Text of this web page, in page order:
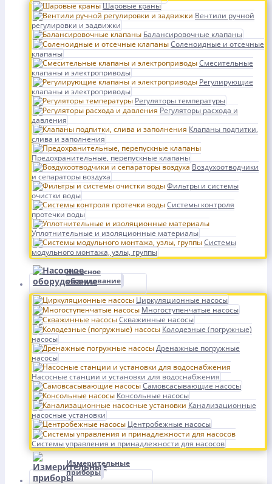
Шаровые краны
Вентили ручной
регулировки и задвижки
Балансировочные клапаны
Соленоидные и отсечные
клапаны
Смесительные
клапаны и электроприводы
Регулирующие
клапаны и электроприводы
Регуляторы температуры
Регуляторы расхода и
давления
Клапаны подпитки,
слива и заполнения
Предохранительные, перепускные клапаны
Воздухоотводчики
и сепараторы воздуха
Фильтры и системы
очистки воды
Системы контроля
протечки воды
Уплотнительные и изоляционные материалы
Системы
модульного монтажа, узлы, группы
Насосное
оборудование
Циркуляционные насосы
Многоступенчатые насосы
Скважинные насосы
Колодезные (погружные)
насосы
Дренажные погружные
насосы
Насосные станции и установки для водоснабжения
Самовсасывающие насосы
Консольные насосы
Канализационные
насосные установки
Центробежные насосы
Системы управления и принадлежности для насосов
Измерительные
приборы